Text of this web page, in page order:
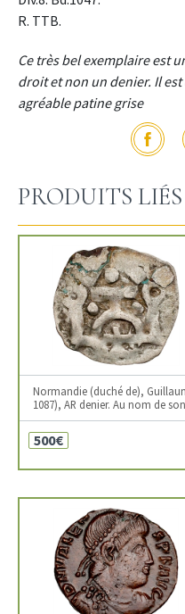
R. TTB.
Ce très bel exemplaire est
droit et non un denier. Il
agréable patine grise
PRODUITS LIÉS
Normandie (duché de),
1087), AR denier. Au nom de
500€